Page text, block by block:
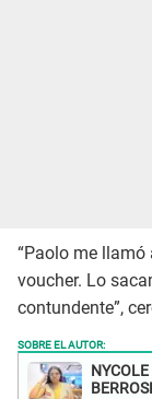
“Paolo me llamó
voucher. Lo
contundente”,
SOBRE EL AUTOR:
NYCOLE